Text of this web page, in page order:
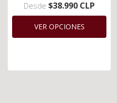
Desde $38.990 CLP
VER OPCIONES